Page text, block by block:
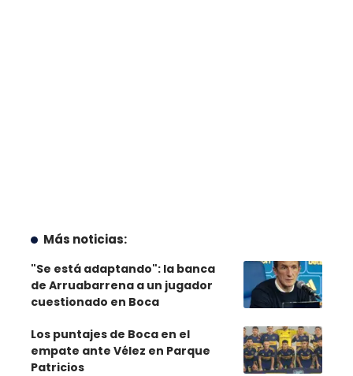
Más noticias:
"Se está adaptando": la banca
de Arruabarrena a un jugador
cuestionado en Boca
Los puntajes de Boca en el
empate ante Vélez en Parque
Patricios